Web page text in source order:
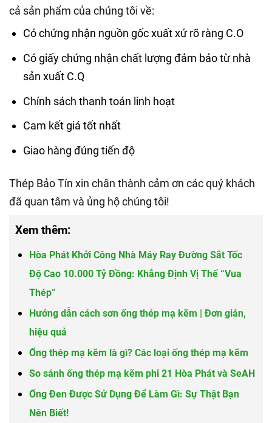
cả sản phẩm của chúng tôi về:
Có chứng nhận nguồn gốc xuất xứ rõ ràng C.O
Có giấy chứng nhận chất lượng đảm bảo từ nhà
sản xuất C.Q
Chính sách thanh toán linh hoạt
Cam kết giá tốt nhất
Giao hàng đúng tiến độ
Thép Bảo Tín xin chân thành cảm ơn các quý khách
đã quan tâm và ủng hộ chúng tôi!
Xem thêm:
Hòa Phát Khởi Công Nhà Máy Ray Đường Sắt Tốc
Độ Cao 10.000 Tỷ Đồng: Khẳng Định Vị Thế “Vua
Thép”
Hướng dẫn cách sơn ống thép mạ kẽm | Đơn giản,
hiệu quả
Ống thép mạ kẽm là gì? Các loại ống thép mạ kẽm
So sánh ống thép mạ kẽm phi 21 Hòa Phát và SeAH
Ống Đen Được Sử Dụng Để Làm Gì: Sự Thật Bạn
Nên Biết!